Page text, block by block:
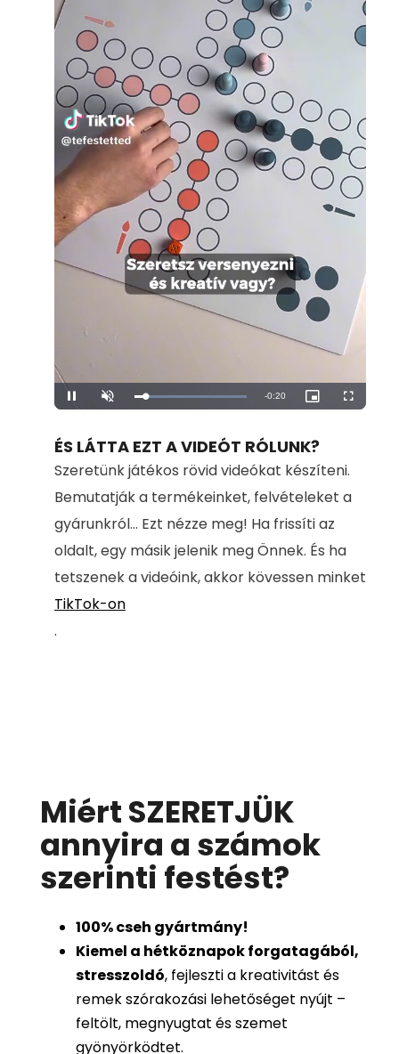
Pause Unmute Loaded:
100.00%
Remaining
-0:20
Picture-
in-
Fullscreen
ÉS LÁTTA EZT A VIDEÓT RÓLUNK?
Szeretünk játékos rövid videókat készíteni.
Bemutatják a termékeinket, felvételeket a
gyárunkról... Ezt nézze meg! Ha frissíti az
oldalt, egy másik jelenik meg Önnek. És ha
tetszenek a videóink, akkor kövessen minket
TikTok-on
.
Miért SZERETJÜK
annyira a számok
szerinti festést?
100%cseh gyártmány!
Kiemel a hétköznapok forgatagából,
stresszoldó, fejleszti a kreativitást és
remek szórakozási lehetőséget nyújt –
feltölt, megnyugtat és szemet
gyönyörködtet.